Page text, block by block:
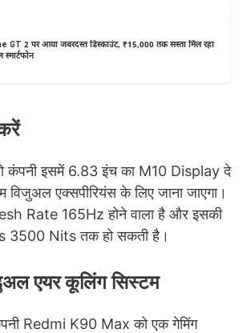
GT 2 पर आया जबरदस्त डिस्काउंट, ₹15,000 तक सस्ता मिल रहा
कंपनी इसमें 6.83 इंच का M10 Display दे
विजुअल एक्सपीरियंस के लिए जाना जाएगा।
Rate 165Hz होने वाला है और इसकी
3500 Nits तक हो सकती है।
एयर कूलिंग सिस्टम
Redmi K90 Max को एक गेमिंग